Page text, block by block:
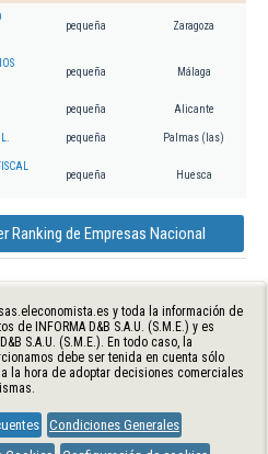
pequeña Zaragoza
pequeña Málaga
pequeña Alicante
pequeña Palmas (las)
pequeña Huesca
Ranking de Empresas Nacional
y toda la información de
de INFORMA D&B S.A.U. (S.M.E.) y es
S.A.U. (S.M.E.). En todo caso, la
debe ser tenida en cuenta sólo
la hora de adoptar decisiones comerciales
Condiciones Generales